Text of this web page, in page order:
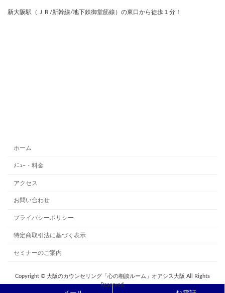
新大阪駅（ＪＲ/新幹線/地下鉄御堂筋線）の東口から徒歩１分！
ホーム
ﾒﾆｭｰ・料金
アクセス
お問い合わせ
プライバシーポリシー
特定商取引法に基づく表示
セミナーのご案内
Copyright © 大阪のカウンセリング「心の相談ルーム」オアシス大阪 All Rights
Reserved.